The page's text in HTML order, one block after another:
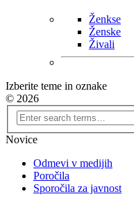
Ženkse
Ženske
Živali
Izberite teme in oznake
© 2026
Novice
Odmevi v medijih
Poročila
Sporočila za javnost